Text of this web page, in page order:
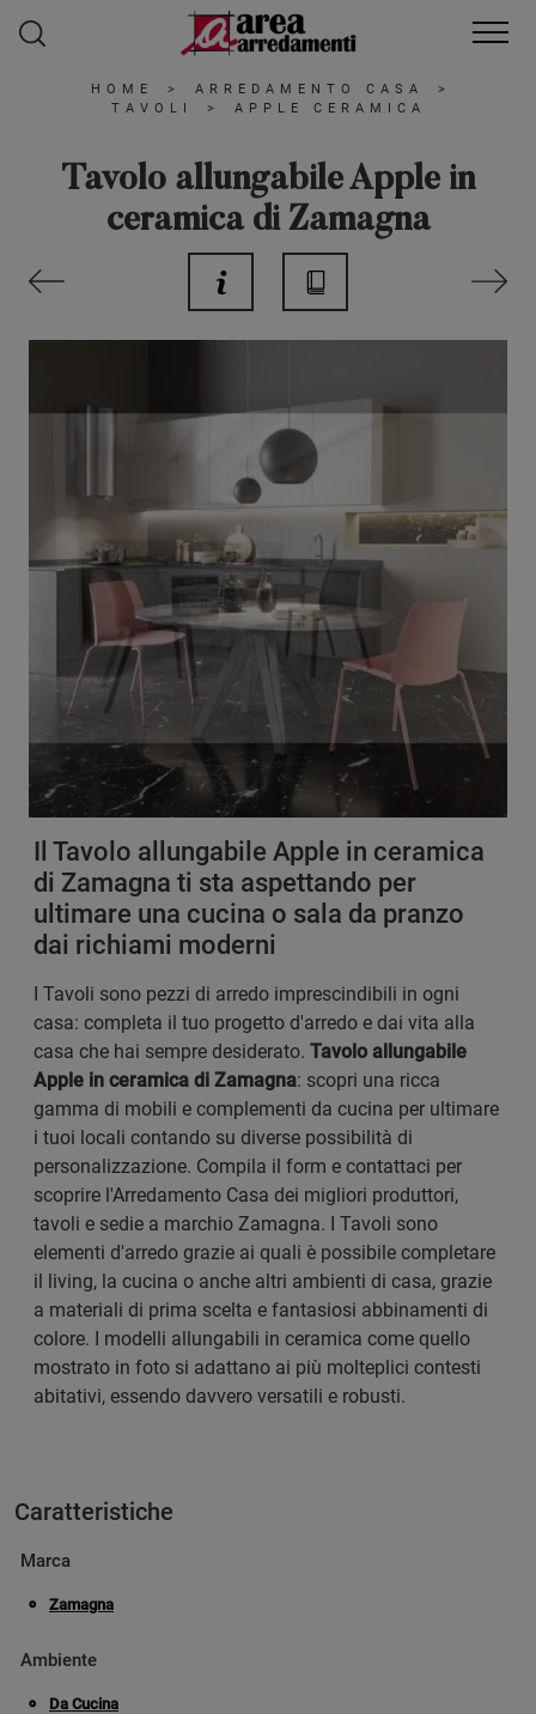
HOME > ARREDAMENTO CASA
>
TAVOLI
> APPLE CERAMICA
Tavolo allungabile Apple in
ceramica di Zamagna
Il Tavolo allungabile Apple in ceramica
di Zamagna ti sta aspettando per
ultimare una cucina o sala da pranzo
dai richiami moderni
I Tavoli sono pezzi di arredo imprescindibili in ogni
casa: completa il tuo progetto d'arredo e dai vita alla
casa che hai sempre desiderato. Tavolo allungabile
Apple in ceramica di Zamagna: scopri una ricca
gamma di mobili e complementi da cucina per ultimare
i tuoi locali contando su diverse possibilità di
personalizzazione. Compila il form e contattaci per
scoprire l'Arredamento Casa dei migliori produttori,
tavoli e sedie a marchio Zamagna. I Tavoli sono
elementi d'arredo grazie ai quali è possibile completare
il living, la cucina o anche altri ambienti di casa, grazie
a materiali di prima scelta e fantasiosi abbinamenti di
colore. I modelli allungabili in ceramica come quello
mostrato in foto si adattano ai più molteplici contesti
abitativi, essendo davvero versatili e robusti.
Caratteristiche
Marca
Zamagna
Ambiente
Da Cucina